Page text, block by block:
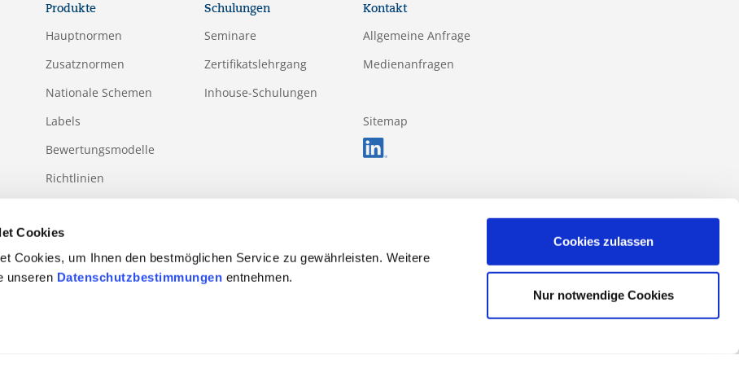
Cookies
Cookies, um Ihnen den bestmöglichen Service zu gewährleisten. Weitere
unseren Datenschutzbestimmungen entnehmen.
Cookies zulassen
Nur notwendige Cookies
Produkte
Hauptnormen
Zusatznormen
Nationale Schemen
Labels
Bewertungsmodelle
Richtlinien
Schulungen
Seminare
Zertifikatslehrgang
Inhouse-Schulungen
Kontakt
Allgemeine Anfrage
Medienanfragen
Sitemap